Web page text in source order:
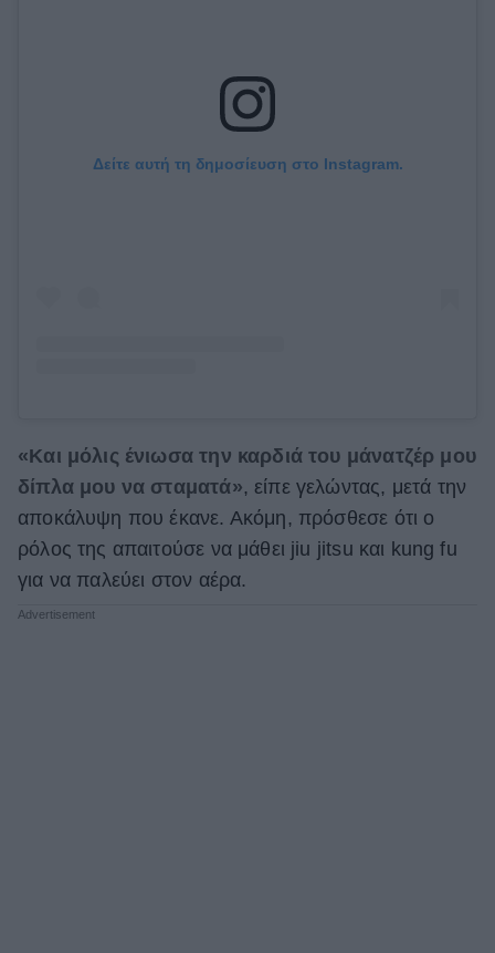
Δείτε αυτή τη δημοσίευση στο Instagram.
«Και μόλις ένιωσα την καρδιά του μάνατζέρ μου
δίπλα μου να σταματά», είπε γελώντας, μετά την
αποκάλυψη που έκανε. Ακόμη, πρόσθεσε ότι ο
ρόλος της απαιτούσε να μάθει jiu jitsu και kung fu
για να παλεύει στον αέρα.